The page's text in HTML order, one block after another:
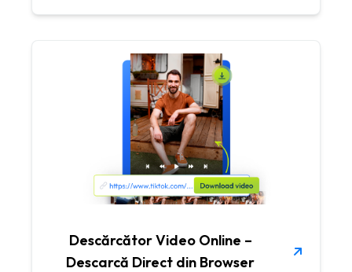
Descărcător Video Online –
Descarcă Direct din Browser